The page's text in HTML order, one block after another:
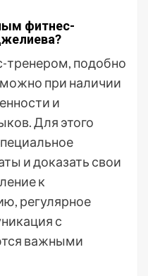
фитнес-
тренером, подобно
при наличии
и
Для этого
и доказать свои
к
регулярное
с
важными